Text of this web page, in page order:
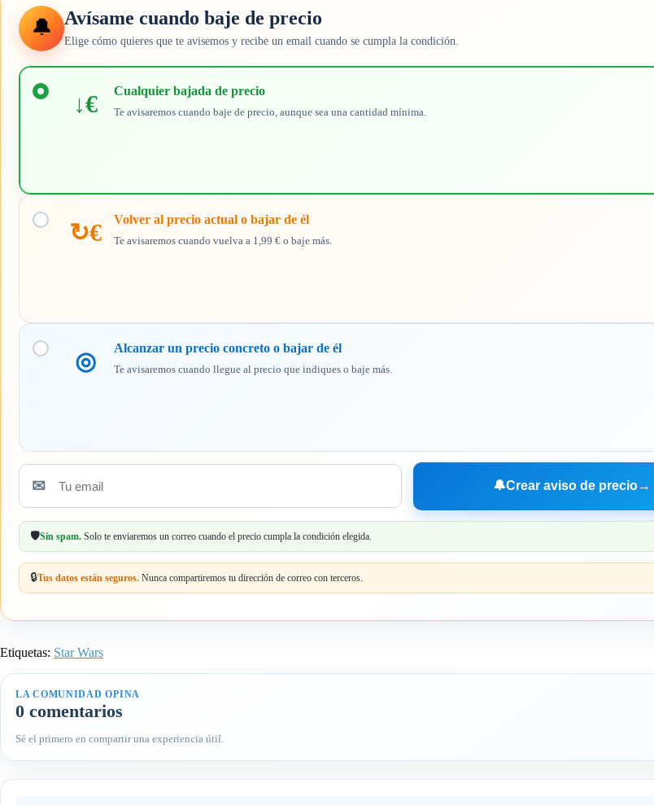
🔔 Avísame cuando baje de precio
Elige cómo quieres que te avisemos y recibe un email cuando se cumpla la condición.
Elige
cuándo
quieres
↓€ Cualquier bajada de precio
Te avisaremos cuando baje de precio, aunque sea una cantidad mínima.
↻€ Volver al precio actual o bajar de él
Te avisaremos cuando vuelva a 1,99 € o baje más.
◎ Alcanzar un precio concreto o bajar de él
Te avisaremos cuando llegue al precio que indiques o baje más.
Tu
email
✉ 🔔Crear aviso de precio→
🛡️Sin spam. Solo te enviaremos un correo cuando el precio cumpla la condición elegida.
🔒Tus datos están seguros. Nunca compartiremos tu dirección de correo con terceros.
Etiquetas: Star Wars
LA COMUNIDAD OPINA
0 comentarios
Sé el primero en compartir una experiencia útil.